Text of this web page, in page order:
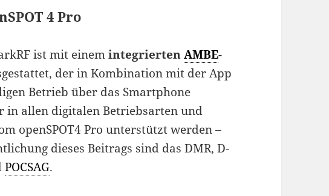
4 Pro
ist mit einemintegriertenAMBE-
der in Kombination mit der App
Betrieb über das Smartphone
in allen digitalen Betriebsarten und
openSPOT4 Pro unterstützt werden –
dieses Beitrags sind das DMR, D-
POCSAG.